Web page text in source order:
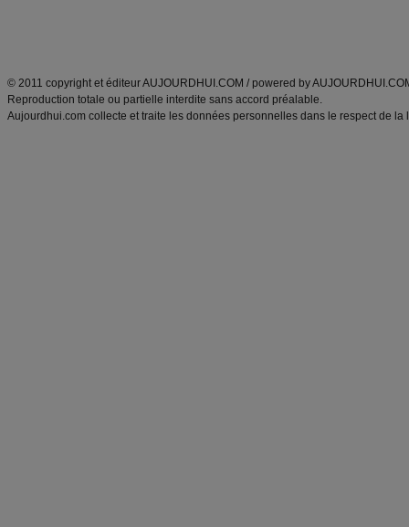
© 2011 copyright et éditeur AUJOURDHUI.COM / powered by
Reproduction totale ou partielle interdite sans accord préalable.
Aujourdhui.com collecte et traite les données personnelles dans le respect de